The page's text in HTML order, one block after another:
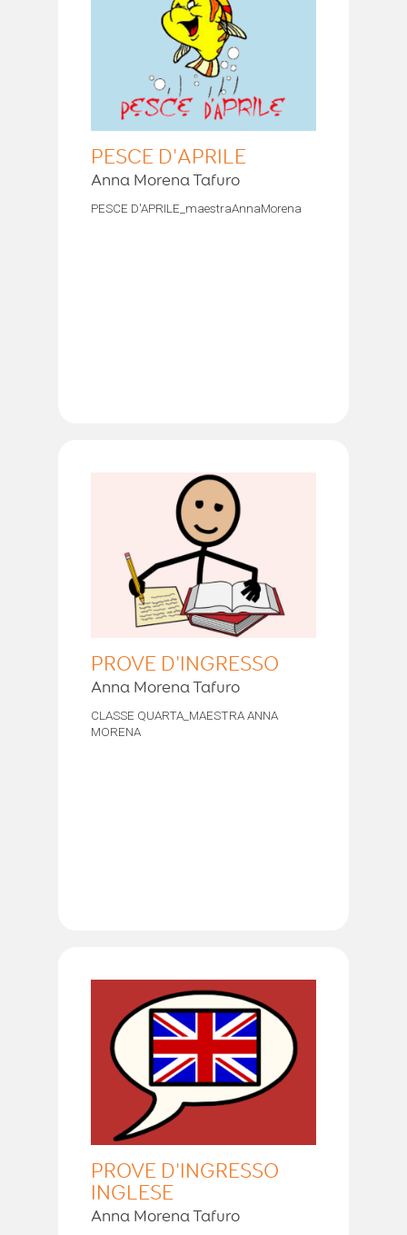
PESCE D'APRILE
Anna Morena Tafuro
PESCE D'APRILE_maestraAnnaMorena
PROVE D'INGRESSO
Anna Morena Tafuro
CLASSE QUARTA_MAESTRA ANNA
MORENA
PROVE D'INGRESSO
INGLESE
Anna Morena Tafuro